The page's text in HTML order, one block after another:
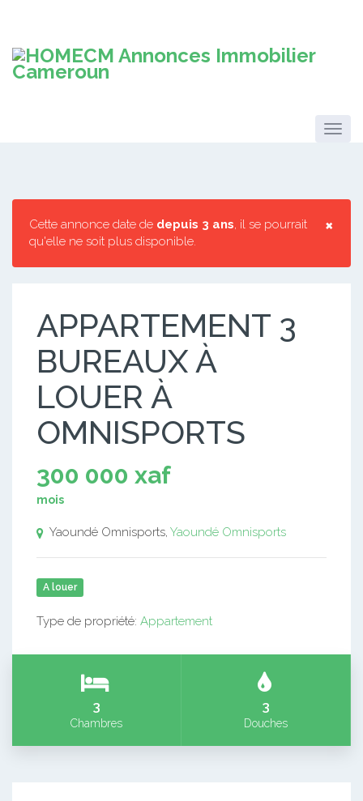
×
Cette annonce date de depuis 3 ans, il se pourrait
qu'elle ne soit plus disponible.
APPARTEMENT 3
BUREAUX À
LOUER À
OMNISPORTS
300 000 xaf
mois
Yaoundé Omnisports, Yaoundé Omnisports
A louer
Type de propriété: Appartement
3
Chambres
3
Douches